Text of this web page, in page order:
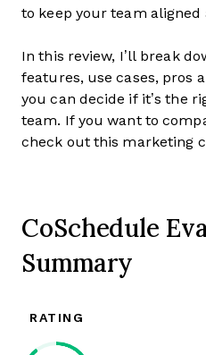
to keep your team
In this review, I’ll break
features, use cases, pros
you can decide if it’s the
team. If you want to
check out this marketing
CoSchedule
Summary
RATING